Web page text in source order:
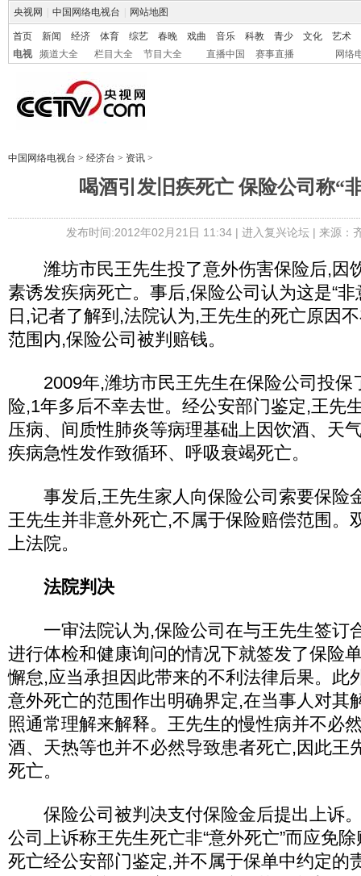
央视网 中国网络电视台 网站地图
首页 新闻 经济 体育 综艺 春晚 戏曲 音乐 科教 青少 文化
艺术
电视
频道大全 栏目大全 节目大全 直播中国 赛事直播 网络
中国网络电视台 > 经济台 > 资讯 >
喝酒引发旧疾死亡 保险公司称“
发布时间:2012年02月21日 11:34 | 进入复兴论坛| 来源：
潍坊市民王先生投了意外伤害保险后,因
素诱发疾病死亡。事后,保险公司认为这是“非
日,记者了解到,法院认为,王先生的死亡原因
范围内,保险公司被判赔钱。
2009年,潍坊市民王先生在保险公司投保
险,1年多后不幸去世。经公安部门鉴定,王先
压病、间质性肺炎等病理基础上因饮酒、天
疾病急性发作致循环、呼吸衰竭死亡。
事发后,王先生家人向保险公司索要保险
王先生并非意外死亡,不属于保险赔偿范围。
上法院。
法院判决
一审法院认为,保险公司在与王先生签订
进行体检和健康询问的情况下就签发了保险
懈怠,应当承担因此带来的不利法律后果。此
意外死亡的范围作出明确界定,在当事人对其
照通常理解来解释。王先生的慢性病并不必
酒、天热等也并不必然导致患者死亡,因此王
死亡。
保险公司被判决支付保险金后提出上诉
公司上诉称王先生死亡非“意外死亡”而应免
死亡经公安部门鉴定,并不属于保单中约定的